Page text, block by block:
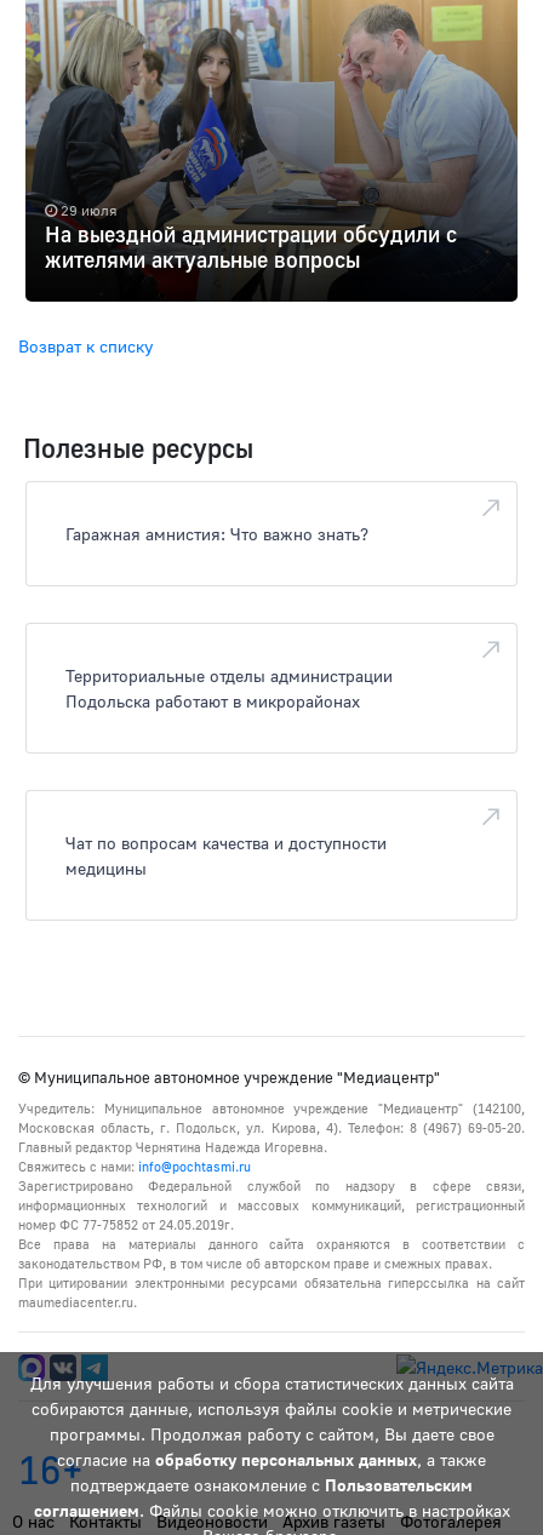
29 июля
На выездной администрации обсудили с
жителями актуальные вопросы
Возврат к списку
Полезные ресурсы
Гаражная амнистия: Что важно знать?
Территориальные отделы администрации
Подольска работают в микрорайонах
Чат по вопросам качества и доступности
медицины
Для улучшения работы и сбора статистических данных сайта
собираются данные, используя файлы cookie и метрические
программы. Продолжая работу с сайтом, Вы даете свое
согласие на обработку персональных данных, а также
подтверждаете ознакомление с Пользовательским
соглашением. Файлы cookie можно отключить в настройках
© Муниципальное автономное учреждение "Медиацентр"
Учредитель: Муниципальное автономное учреждение "Медиацентр" (142100,
Московская область, г. Подольск, ул. Кирова, 4). Телефон: 8 (4967) 69-05-20.
Главный редактор Чернятина Надежда Игоревна.
Свяжитесь с нами: info@pochtasmi.ru
Зарегистрировано Федеральной службой по надзору в сфере связи,
информационных технологий и массовых коммуникаций, регистрационный
номер ФС 77-75852 от 24.05.2019г.
Все права на материалы данного сайта охраняются в соответствии с
законодательством РФ, в том числе об авторском праве и смежных правах.
При цитировании электронными ресурсами обязательна гиперссылка на сайт
maumediacenter.ru.
16+
О нас Контакты Видеоновости Архив газеты Фотогалерея